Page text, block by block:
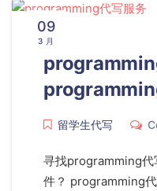
09
3 月
留学生代写
寻找programming代
件？ programming